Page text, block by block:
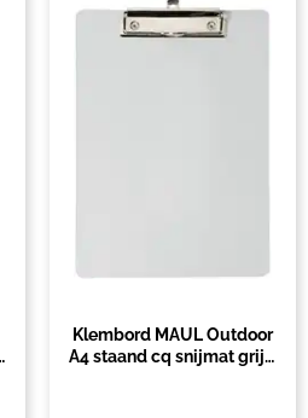
Klembord MAUL Outdoor
A4 staand cq snijmat grijs,